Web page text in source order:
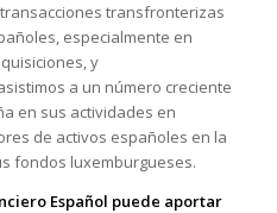
transfronterizas
especialmente en
y
a un número creciente
en sus actividades en
de activos españoles en la
fondos luxemburgueses.
Español puede aportar